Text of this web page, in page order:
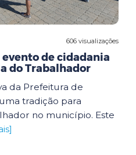
606 visualizações
de cidadania
do Trabalhador
da Prefeitura de
tradição para
no município. Este